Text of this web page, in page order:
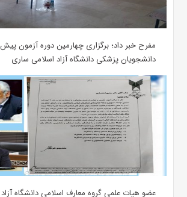
مفرح خبر داد؛ برگزاری چهارمین دوره آزمون
دانشجویان پزشکی دانشگاه آزاد اسلامی ساری
عضو هیات علمی گروه معارف اسلامی دانشگاه آزاد